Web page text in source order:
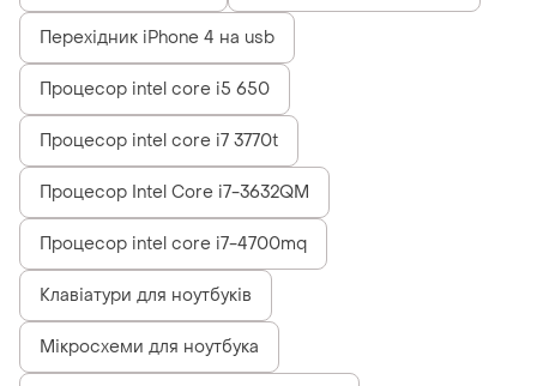
Перехідник iPhone 4 на usb
Процесор intel core i5 650
Процесор intel core i7 3770t
Процесор Intel Core i7-3632QM
Процесор intel core i7-4700mq
Клавіатури для ноутбуків
Мікросхеми для ноутбука